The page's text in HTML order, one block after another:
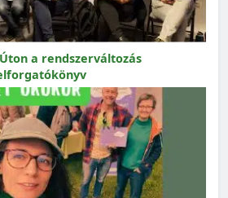
a rendszerváltozás